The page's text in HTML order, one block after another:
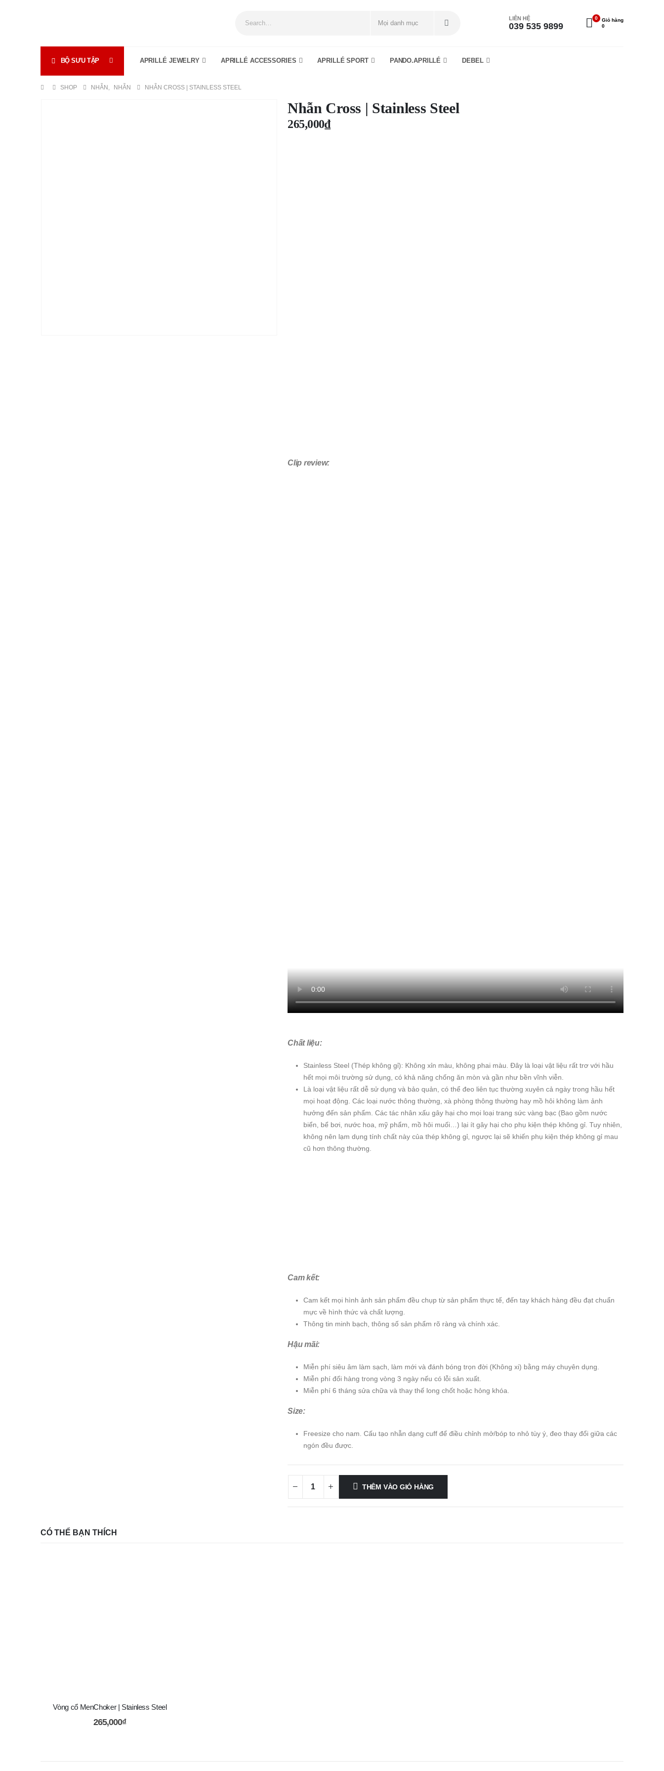
LIÊN HỆ
039 535 9899
0
Giỏ hàng
0
BỘ SƯU TẬP APRILLÉ JEWELRY APRILLÉ ACCESSORIES APRILLÉ SPORT PANDO.APRILLÉ DEBEL
SHOP NHẪN NHẪN NHẪN CROSS | STAINLESS STEEL
Nhẫn Cross | Stainless Steel
265,000₫
Clip review:
Chất liệu:
Stainless Steel (Thép không gỉ): Không xỉn màu, không phai màu. Đây là loại vật liệu rất trơ với hầu
hết mọi môi trường sử dụng, có khả năng chống ăn mòn và gần như bền vĩnh viễn.
Là loại vật liệu rất dễ sử dụng và bảo quản, có thể đeo liên tục thường xuyên cả ngày trong hầu hết
mọi hoạt động. Các loại nước thông thường, xà phòng thông thường hay mồ hôi không làm ảnh
hưởng đến sản phẩm. Các tác nhân xấu gây hại cho mọi loại trang sức vàng bạc (Bao gồm nước
biển, bể bơi, nước hoa, mỹ phẩm, mồ hôi muối…) lại ít gây hại cho phụ kiện thép không gỉ. Tuy nhiên,
không nên lạm dụng tính chất này của thép không gỉ, ngược lại sẽ khiến phụ kiện thép không gỉ mau
cũ hơn thông thường.
Cam kết:
Cam kết mọi hình ảnh sản phẩm đều chụp từ sản phẩm thực tế, đến tay khách hàng đều đạt chuẩn
mực về hình thức và chất lượng.
Thông tin minh bạch, thông số sản phẩm rõ ràng và chính xác.
Hậu mãi:
Miễn phí siêu âm làm sạch, làm mới và đánh bóng trọn đời (Không xi) bằng máy chuyên dụng.
Miễn phí đổi hàng trong vòng 3 ngày nếu có lỗi sản xuất.
Miễn phí 6 tháng sửa chữa và thay thế long chốt hoặc hỏng khóa.
Size:
Freesize cho nam. Cấu tạo nhẫn dạng cuff để điều chỉnh mở/bóp to nhỏ tùy ý, đeo thay đổi giữa các
ngón đều được.
THÊM VÀO GIỎ HÀNG
CÓ THỂ BẠN THÍCH
Vòng cổ MenChoker | Stainless Steel
265,000₫